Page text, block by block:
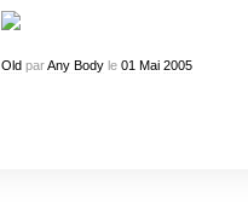
OldparAny Bodyle 01 Mai 2005